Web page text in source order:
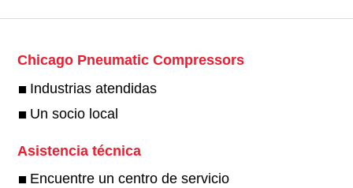
Chicago Pneumatic Compressors
Industrias atendidas
Un socio local
Asistencia técnica
Encuentre un centro de servicio